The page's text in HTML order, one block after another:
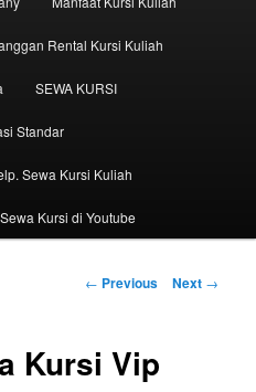
Rental Kursi Kuliah
SEWA KURSI
Standar
Sewa Kursi Kuliah
Kursi di Youtube
Post navigation
← Previous Next →
Kursi Vip